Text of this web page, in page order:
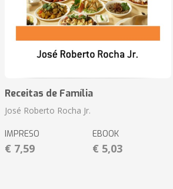
Receitas de Família
José Roberto Rocha Jr.
IMPRESO
€ 7,59
EBOOK
€ 5,03